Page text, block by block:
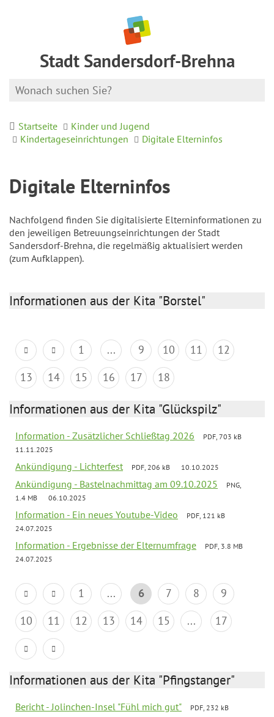
Stadt Sandersdorf-Brehna
Startseite
Kinder und Jugend
Kindertageseinrichtungen
Digitale Elterninfos
Digitale Elterninfos
Nachfolgend finden Sie digitalisierte Elterninformationen zu
den jeweiligen Betreuungseinrichtungen der Stadt
Sandersdorf-Brehna, die regelmäßig aktualisiert werden
(zum Aufklappen).
Informationen aus der Kita "Borstel"
1 ... 9 10 11
12
13
14 15 16 17 18
Informationen aus der Kita "Glückspilz"
Information - Zusätzlicher Schließtag 2026
PDF, 703 kB
11.11.2025
Ankündigung - Lichterfest PDF, 206 kB 10.10.2025
Ankündigung - Bastelnachmittag am 09.10.2025
PNG,
1.4 MB
06.10.2025
Information - Ein neues Youtube-Video
PDF, 121 kB
24.07.2025
Information - Ergebnisse der Elternumfrage
PDF, 3.8 MB
24.07.2025
1 ... 6 7 8
9
10
11 12 13 14 15 ... 17
Informationen aus der Kita "Pfingstanger"
Bericht - Jolinchen-Insel "Fühl mich gut"
PDF, 232 kB